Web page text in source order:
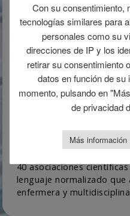
acuerdo del Consell de
Catalunya, publicado en
Generalitat de Catalunya
regula el desarrollo de
de las actuaciones
http://
content/uploads/2016/11/
Consell-Plenari-
La Terminología ATIC ha
reconocimiento de la
40 asociaciones
lenguaje normalizado
enfermera y
Con su consentimiento,
tecnologías similares para
personales como su
direcciones de IP y los
retirar su consentimiento
datos en función de su
momento, pulsando en
de privacidad
Más información